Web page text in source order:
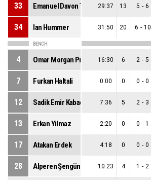
33 Emanuel Davon Terry 29:37 13 5 - 6
34 Ian Hummer 31:50 20 6 - 10
BENCH
4 16:30 6 2 - 5
7 Furkan Haltali 0:00 0 0 - 0
12 Sadik Emir Kabaca 7:36 5 2 - 3
13 Erkan Yilmaz 2:20 0 0 - 1
17 Atakan Erdek 4:18 0 0 - 0
28 Alperen Şengün 10:23 4 1 - 2